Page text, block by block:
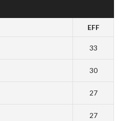
EFF
33
30
27
27